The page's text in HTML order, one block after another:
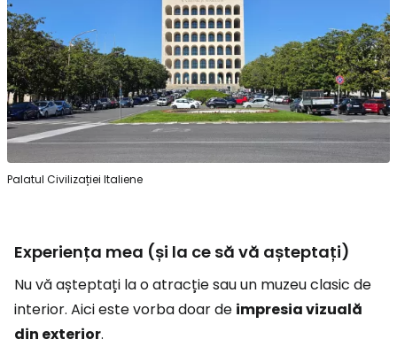
Palatul Civilizației Italiene
Experiența mea (și la ce să vă așteptați)
Nu vă așteptați la o atracție sau un muzeu clasic de
interior. Aici este vorba doar de impresia vizuală
din exterior.